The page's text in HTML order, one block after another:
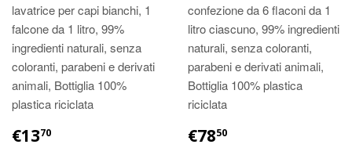
lavatrice per capi bianchi, 1
falcone da 1 litro, 99%
ingredienti naturali, senza
coloranti, parabeni e derivati
animali, Bottiglia 100%
plastica riciclata
€1370
confezione da 6 flaconi da 1
litro ciascuno, 99% ingredienti
naturali, senza coloranti,
parabeni e derivati animali,
Bottiglia 100% plastica
riciclata
€7850